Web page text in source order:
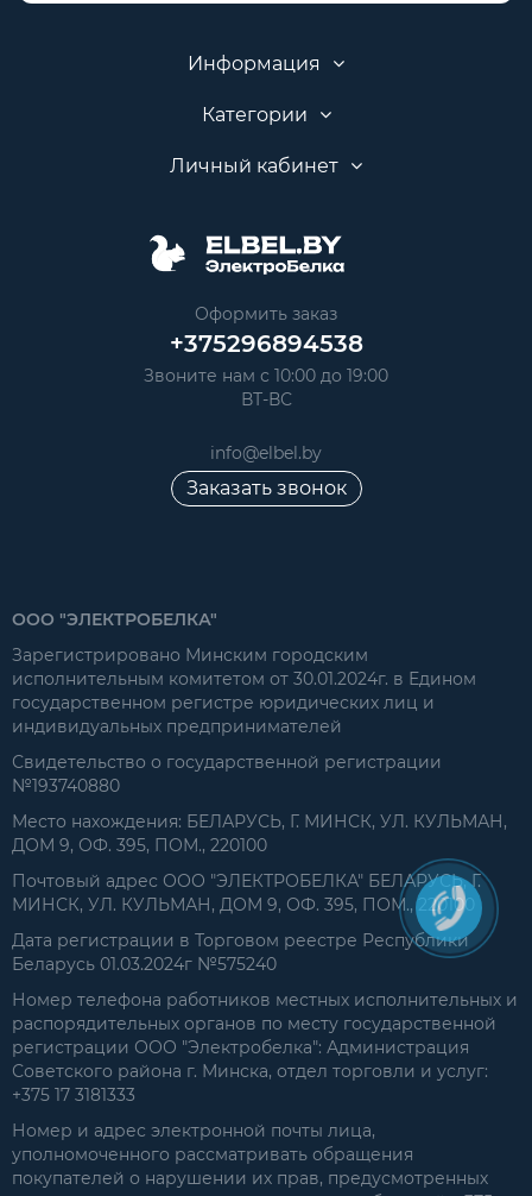
Информация
Категории
Личный кабинет
Оформить заказ
+375296894538
Звоните нам с 10:00 до 19:00
ВТ-ВС
info@elbel.by
Заказать звонок
ООО "ЭЛЕКТРОБЕЛКА"
Зарегистрировано Минским городским
исполнительным комитетом от 30.01.2024г. в Едином
государственном регистре юридических лиц и
индивидуальных предпринимателей
Свидетельство о государственной регистрации
№193740880
Место нахождения: БЕЛАРУСЬ, Г. МИНСК, УЛ. КУЛЬМАН,
ДОМ 9, ОФ. 395, ПОМ., 220100
Почтовый адрес ООО "ЭЛЕКТРОБЕЛКА" БЕЛАРУСЬ, Г.
МИНСК, УЛ. КУЛЬМАН, ДОМ 9, ОФ. 395, ПОМ., 220100
Дата регистрации в Торговом реестре Республики
Беларусь 01.03.2024г №575240
Номер телефона работников местных исполнительных и
распорядительных органов по месту государственной
регистрации ООО "Электробелка": Администрация
Советского района г. Минска, отдел торговли и услуг:
+375 17 3181333
Номер и адрес электронной почты лица,
уполномоченного рассматривать обращения
покупателей о нарушении их прав, предусмотренных